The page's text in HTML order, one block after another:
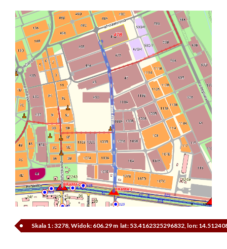
Skala 1 : 3278, Widok: 606.29 m lat: 53.4162325296832, lon: